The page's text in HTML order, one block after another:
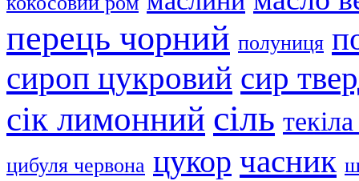
перець чорний полуниця
сироп цукровий сир
сік лимонний сіль
цибуля червона цукор часник